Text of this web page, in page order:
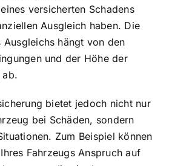
versicherten Schadens
Ausgleich haben. Die
Ausgleichs hängt von den
und der Höhe der
ab.
bietet jedoch nicht nur
bei Schäden, sondern
Zum Beispiel können
Fahrzeugs Anspruch auf